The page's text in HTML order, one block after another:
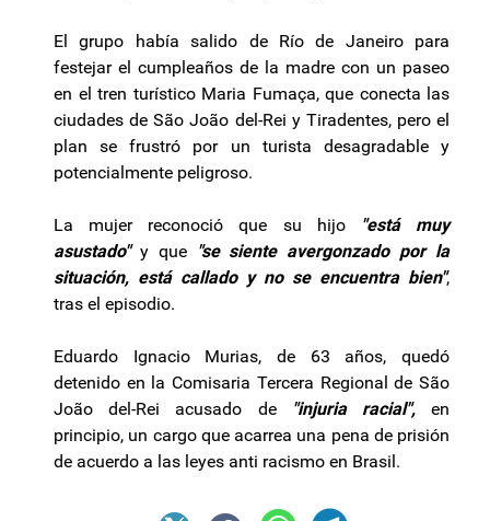
El grupo había salido de Río de Janeiro para
festejar el cumpleaños de la madre con un paseo
en el tren turístico Maria Fumaça, que conecta las
ciudades de São João del-Rei y Tiradentes, pero el
plan se frustró por un turista desagradable y
potencialmente peligroso.
La mujer reconoció que su hijo
"está muy
asustado"y que"se siente avergonzado por la
situación, está callado y no se encuentra bien",
tras el episodio.
Eduardo Ignacio Murias, de 63 años, quedó
detenido en la Comisaria Tercera Regional de São
João del-Rei acusado de
"injuria racial",en
principio, un cargo que acarrea una pena de prisión
de acuerdo a las leyes anti racismo en Brasil.